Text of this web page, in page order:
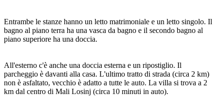
Entrambe le stanze hanno un letto matrimoniale e un letto singolo. Il
bagno al piano terra ha una vasca da bagno e il secondo bagno al
piano superiore ha una doccia.
All'esterno c'è anche una doccia esterna e un ripostiglio. Il
parcheggio è davanti alla casa. L'ultimo tratto di strada (circa 2 km)
non è asfaltato, vecchio è adatto a tutte le auto. La villa si trova a 2
km dal centro di Mali Losinj (circa 10 minuti in auto).